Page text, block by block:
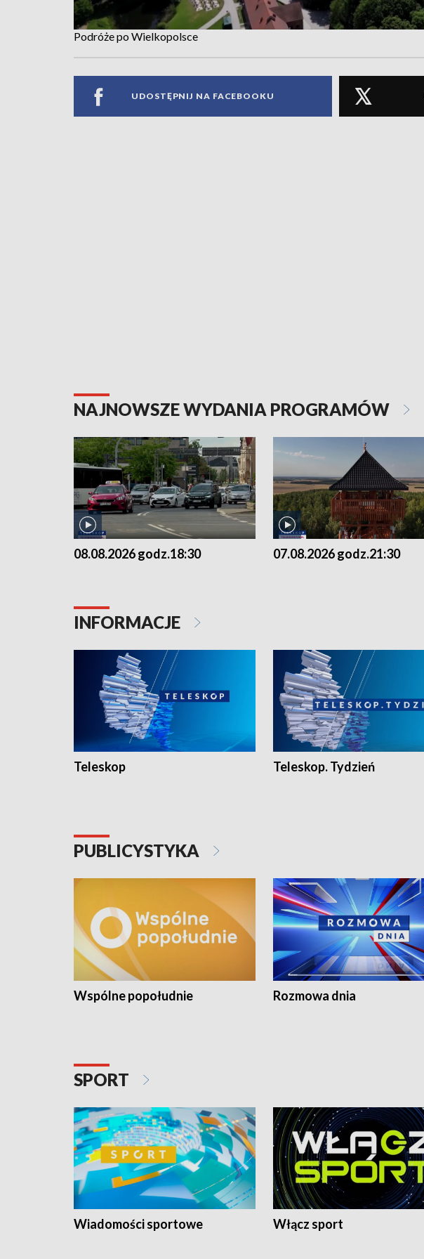
Podróże po Wielkopolsce
UDOSTĘPNIJ NA FACEBOOKU
NAJNOWSZE WYDANIA PROGRAMÓW
08.08.2026 godz.18:30 07.08.2026 godz.21:30
INFORMACJE
Teleskop Teleskop. Tydzień
PUBLICYSTYKA
Wspólne popołudnie Rozmowa dnia
SPORT
Wiadomości sportowe Włącz sport